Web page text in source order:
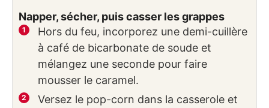
Napper, sécher, puis casser les grappes
Hors du feu, incorporez une demi-cuillère
à café de bicarbonate de soude et
mélangez une seconde pour faire
mousser le caramel.
Versez le pop-corn dans la casserole et